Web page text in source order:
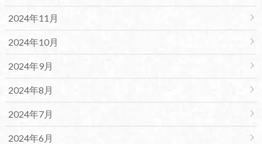
2024年11月
2024年10月
2024年9月
2024年8月
2024年7月
2024年6月